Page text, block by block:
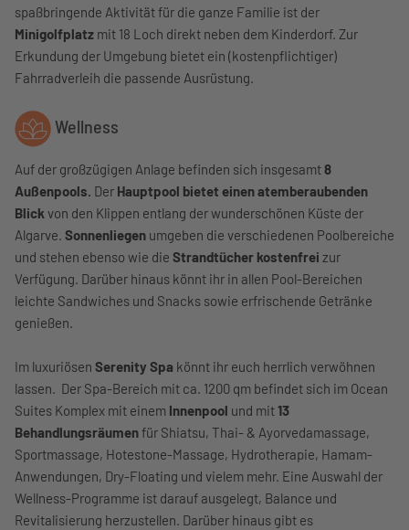
spaßbringende Aktivität für die ganze Familie ist der
Minigolfplatz mit 18 Loch direkt neben dem Kinderdorf. Zur
Erkundung der Umgebung bietet ein (kostenpflichtiger)
Fahrradverleih die passende Ausrüstung.
Wellness
Auf der großzügigen Anlage befinden sich insgesamt8
Außenpools. Der Hauptpool bietet einen atemberaubenden
Blick von den Klippen entlang der wunderschönen Küste der
Algarve. Sonnenliegen umgeben die verschiedenen Poolbereiche
und stehen ebenso wie die Strandtücher kostenfrei zur
Verfügung. Darüber hinaus könnt ihr in allen Pool-Bereichen
leichte Sandwiches und Snacks sowie erfrischende Getränke
genießen.
Im luxuriösen Serenity Spa könnt ihr euch herrlich verwöhnen
lassen. Der Spa-Bereich mit ca. 1200 qm befindet sich im Ocean
Suites Komplex mit einem Innenpool und mit13
Behandlungsräumenfür Shiatsu, Thai- & Ayorvedamassage,
Sportmassage, Hotestone-Massage, Hydrotherapie, Hamam-
Anwendungen, Dry-Floating und vielem mehr. Eine Auswahl der
Wellness-Programme ist darauf ausgelegt, Balance und
Revitalisierung herzustellen. Darüber hinaus gibt es